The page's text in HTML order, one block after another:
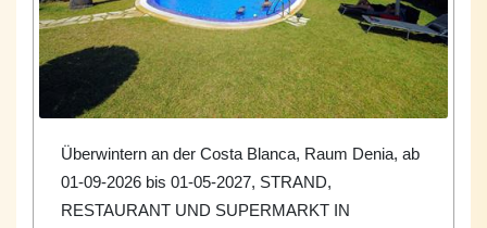
Überwintern an der Costa Blanca, Raum Denia, ab
01-09-2026 bis 01-05-2027, STRAND,
RESTAURANT UND SUPERMARKT IN